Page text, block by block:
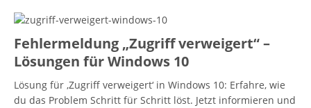
Fehlermeldung „Zugriff verweigert“ –
Lösungen für Windows 10
Lösung für ‚Zugriff verweigert‘ in Windows 10: Erfahre, wie
du das Problem Schritt für Schritt löst. Jetzt informieren und